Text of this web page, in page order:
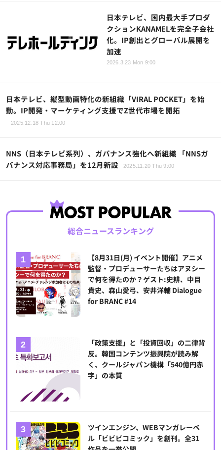
日本テレビ、国内最大手プロダ
クションKANAMELを完全子会社
化。IP創出とグローバル展開を
加速
2026.3.23 Mon 9:00
日本テレビ、縦型動画特化の新組織「VIRAL POCKET」を始
動。IP開発・マーケティング支援でZ世代市場を開拓
2025.12.18 Thu 12:00
NNS（日本テレビ系列）、ガバナンス強化へ新組織 「NNSガ
バナンス対応事務局」を12月新設
2025.11.20 Thu 9:00
総合ニュースランキング
【8月31日(月) イベント開催】アニメ
監督・プロデューサーたちはアヌシー
で何を得たのか？ゲスト:史耕、中目
貴史、森山愛弓、安井洋輔 Dialogue
for BRANC #14
「政策支援」と「投資回収」の二律背
反。韓国コンテンツ振興院が読み解
く、クールジャパン機構「540億円赤
字」の本質
ツインエンジン、WEBマンガレーベ
ル「ビビビコミック」を創刊。全31